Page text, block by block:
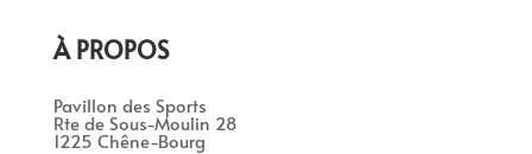
À PROPOS
Pavillon des Sports
Rte de Sous-Moulin 28
1225 Chêne-Bourg